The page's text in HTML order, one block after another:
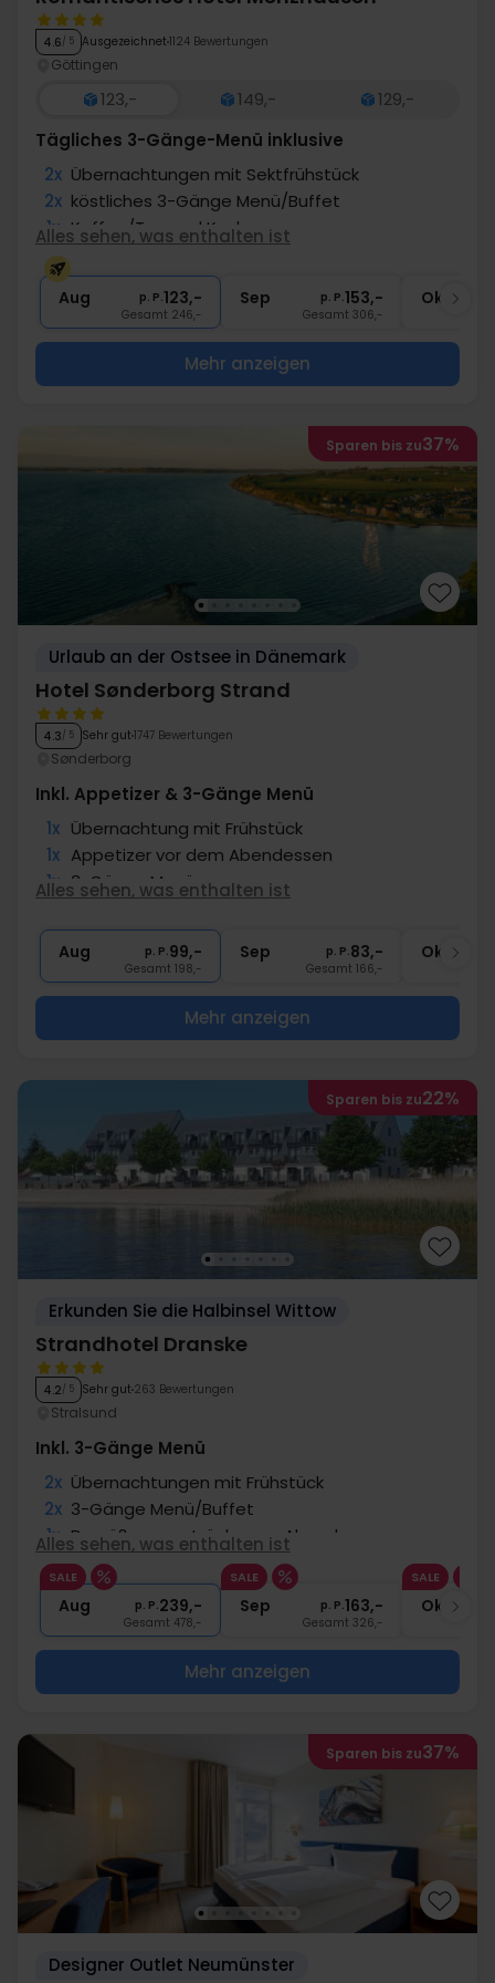
umgetauscht werden – gegen eine kleine Gebühr und
mit noch mehr Freiheit für den glücklichen Beschenkten.
Verwandeln Sie dieses Weihnachten ein einfaches
Geschenk in ein unvergessliches Erlebnis.
4.6/ 5 Ausgezeichnet 1124 Bewertungen
Göttingen
123,- 149,-
129,-
Tägliches 3-Gänge-Menü inklusive
2x Übernachtungen mit Sektfrühstück
2x köstliches 3-Gänge Menü/Buffet
1x Kaffee/Tee und Kuchen
1x
∞ Gratis Nutzung des Wellnessbereichs
Alles sehen, was enthalten ist
Aug p. P.123,-
Gesamt 246,-
Sep p. P.153,-
Gesamt 306,-
Okt
Mehr anzeigen
Sparen bis zu37%
Urlaub an der Ostsee in Dänemark
Hotel Sønderborg Strand
4.3/ 5 Sehr gut 1747 Bewertungen
Sønderborg
Inkl. Appetizer & 3-Gänge Menü
1x Übernachtung mit Frühstück
1x Appetizer vor dem Abendessen
1x 3-Gänge Menü
∞ Gratis Parken
Alles sehen, was enthalten ist
Aug p. P.99,-
Gesamt 198,-
Sep p. P.83,-
Gesamt 166,-
Okt
Mehr anzeigen
Sparen bis zu22%
Erkunden Sie die Halbinsel Wittow
Strandhotel Dranske
4.2/ 5 Sehr gut 263 Bewertungen
Stralsund
Inkl. 3-Gänge Menü
2x Übernachtungen mit Frühstück
2x 3-Gänge Menü/Buffet
1x Begrüßungsgetränk vorm Abendessen
1x 1 Flasche Mineralwasser
1x Bademantel im Zimmer
Alles sehen, was enthalten ist
SALE
Aug p. P.239,-
Gesamt 478,-
SALE
Sep p. P.163,-
Gesamt 326,-
SALE
Okt
Mehr anzeigen
Sparen bis zu37%
Designer Outlet Neumünster